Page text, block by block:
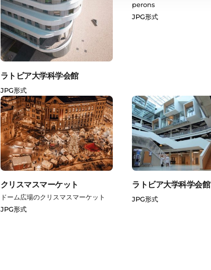
ラトビア大学科学会館
JPG形式
perons
JPG形式
クリスマスマーケット
ドーム広場のクリスマスマーケット
JPG形式
ラトビア大学科学会館
JPG形式